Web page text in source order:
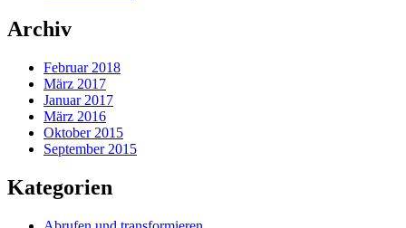
Archiv
Februar 2018
März 2017
Januar 2017
März 2016
Oktober 2015
September 2015
Kategorien